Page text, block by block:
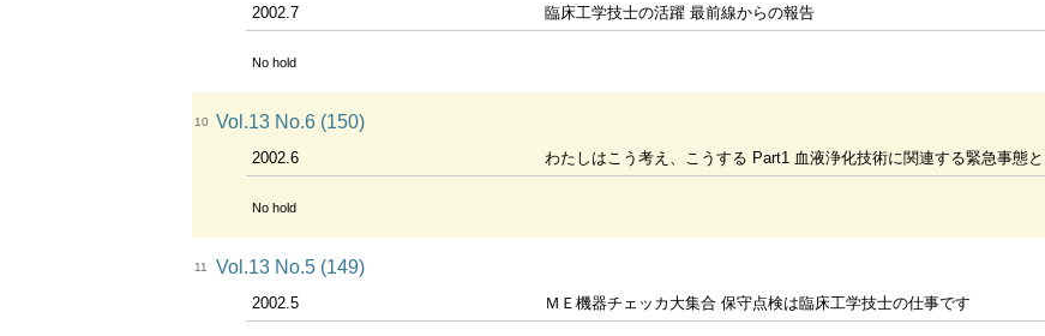
2002.7 臨床工学技士の活躍 最前線からの報告
No hold
10 Vol.13 No.6 (150)
2002.6 わたしはこう考え、こうする Part1 血液浄化技術に関連する緊急事態と対策
No hold
11 Vol.13 No.5 (149)
2002.5 ＭＥ機器チェッカ大集合 保守点検は臨床工学技士の仕事です